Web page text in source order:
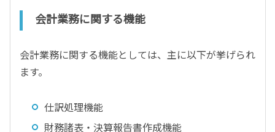
会計業務に関する機能
会計業務に関する機能としては、主に以下が挙げられ
ます。
仕訳処理機能
財務諸表・決算報告書作成機能